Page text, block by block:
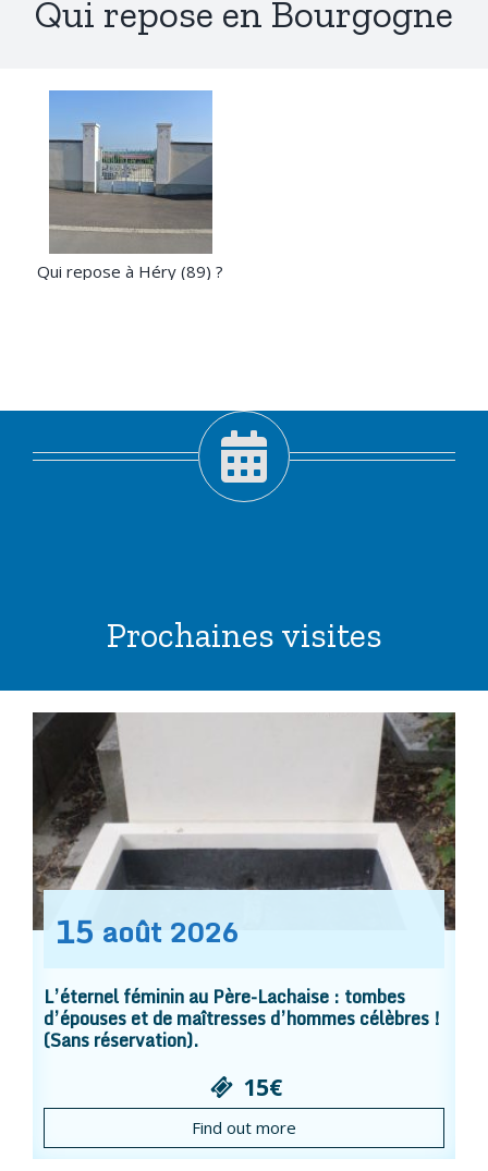
Qui repose en Bourgogne
Qui repose à Héry (89) ?
Prochaines visites
15 août 2026
L’éternel féminin au Père-Lachaise : tombes
d’épouses et de maîtresses d’hommes célèbres !
(Sans réservation).
15€
Find out more